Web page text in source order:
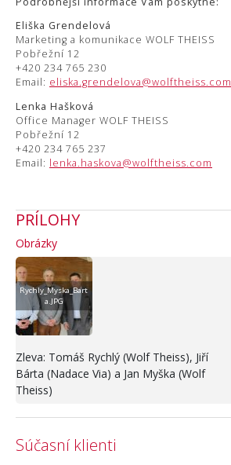
Eliška Grendelová
Marketing a komunikace WOLF THEISS
Pobřežní 12
+420 234 765 230
Email: eliska.grendelova@wolftheiss.com
Lenka Hašková
Office Manager WOLF THEISS
Pobřežní 12
+420 234 765 237
Email: lenka.haskova@wolftheiss.com
PRÍLOHY
Obrázky
Rychly_Myska_Bart
a.JPG
Zleva: Tomáš Rychlý (Wolf Theiss), Jiří
Bárta (Nadace Via) a Jan Myška (Wolf
Theiss)
Súčasní klienti